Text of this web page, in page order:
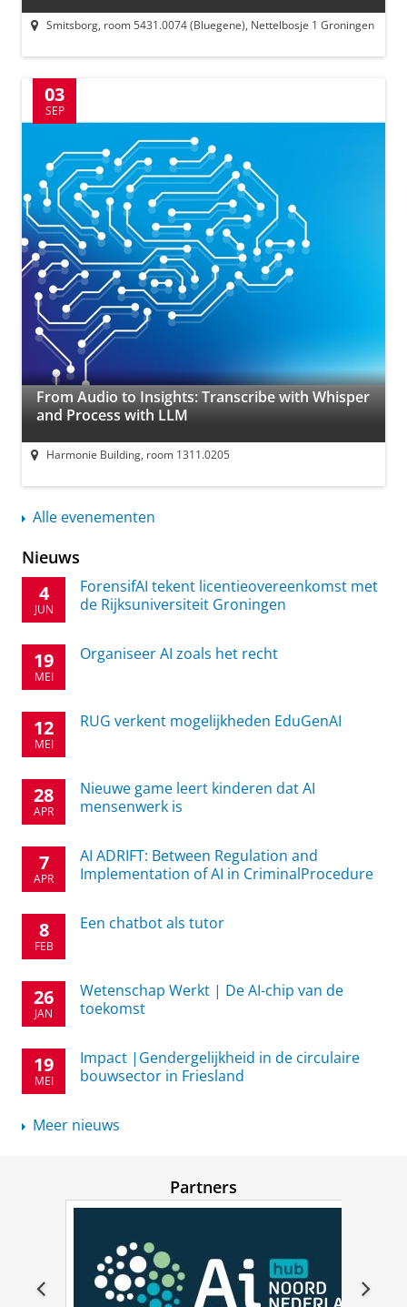
Smitsborg, room 5431.0074 (Bluegene), Nettelbosje 1 Groningen
03
SEP
From Audio to Insights: Transcribe with Whisper
and Process with LLM
Harmonie Building, room 1311.0205
Alle evenementen
Nieuws
4
JUN
ForensifAI tekent licentieovereenkomst met
de Rijksuniversiteit Groningen
19
MEI
Organiseer AI zoals het recht
12
MEI
RUG verkent mogelijkheden EduGenAI
28
APR
Nieuwe game leert kinderen dat AI
mensenwerk is
7
APR
AI ADRIFT: Between Regulation and
Implementation of AI in CriminalProcedure
8
FEB
Een chatbot als tutor
26
JAN
Wetenschap Werkt | De AI-chip van de
toekomst
19
MEI
Impact |Gendergelijkheid in de circulaire
bouwsector in Friesland
Meer nieuws
Partners